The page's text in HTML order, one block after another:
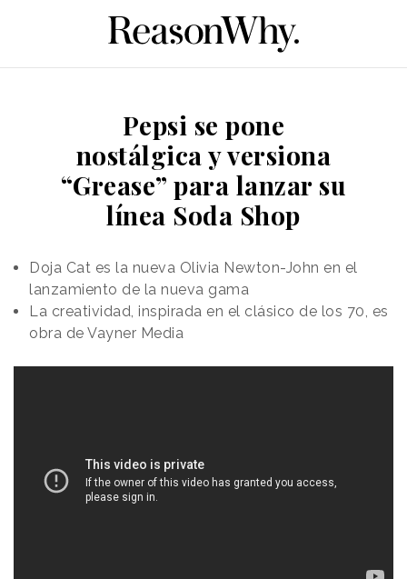
Pepsi se pone
nostálgica y versiona
“Grease” para lanzar su
línea Soda Shop
Doja Cat es la nueva Olivia Newton-John en el
lanzamiento de la nueva gama
La creatividad, inspirada en el clásico de los 70, es
obra de Vayner Media